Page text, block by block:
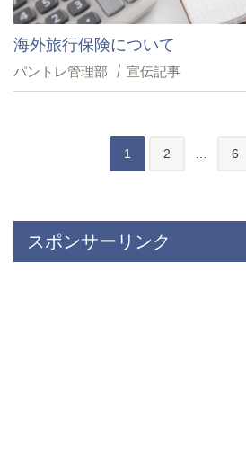
海外旅行保険について
パントレ管理部 宣伝記事
ペ
1 2 6
スポンサーリンク